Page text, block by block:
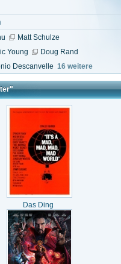
Matt Schulze
Young
Doug Rand
Descanvelle 16 weitere
Das Ding